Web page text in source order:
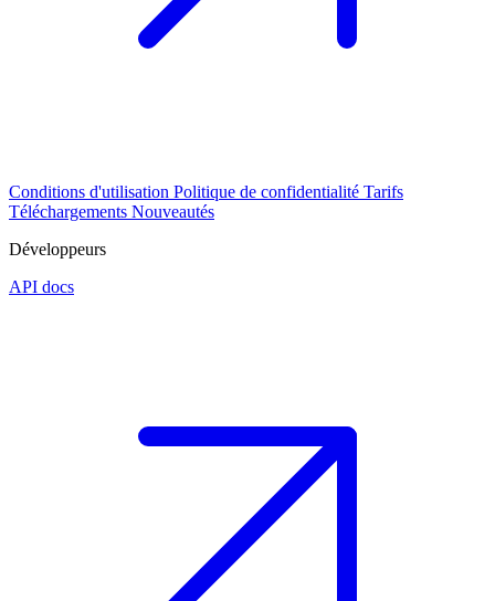
Conditions d'utilisation Politique de confidentialité Tarifs
Téléchargements Nouveautés
Développeurs
API docs